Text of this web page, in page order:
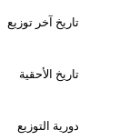
تاريخ آخر توزيع
تاريخ الأحقية
دورية التوزيع